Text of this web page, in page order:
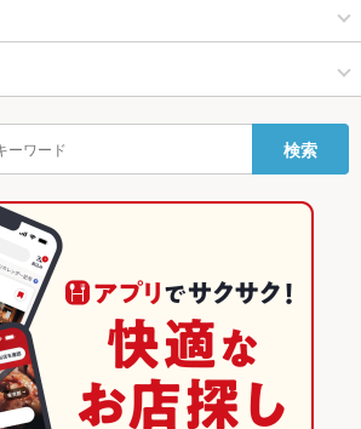
にコインパーキングあり
前津 × 韓国料理
前津 × サムギョプサル
グ
ンキング
/上前津のグルメランキング
/上前津の韓国料理ランキング
上前津のサムギョプサルランキング
検索